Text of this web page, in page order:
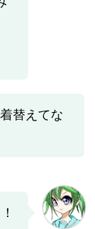
替えてな